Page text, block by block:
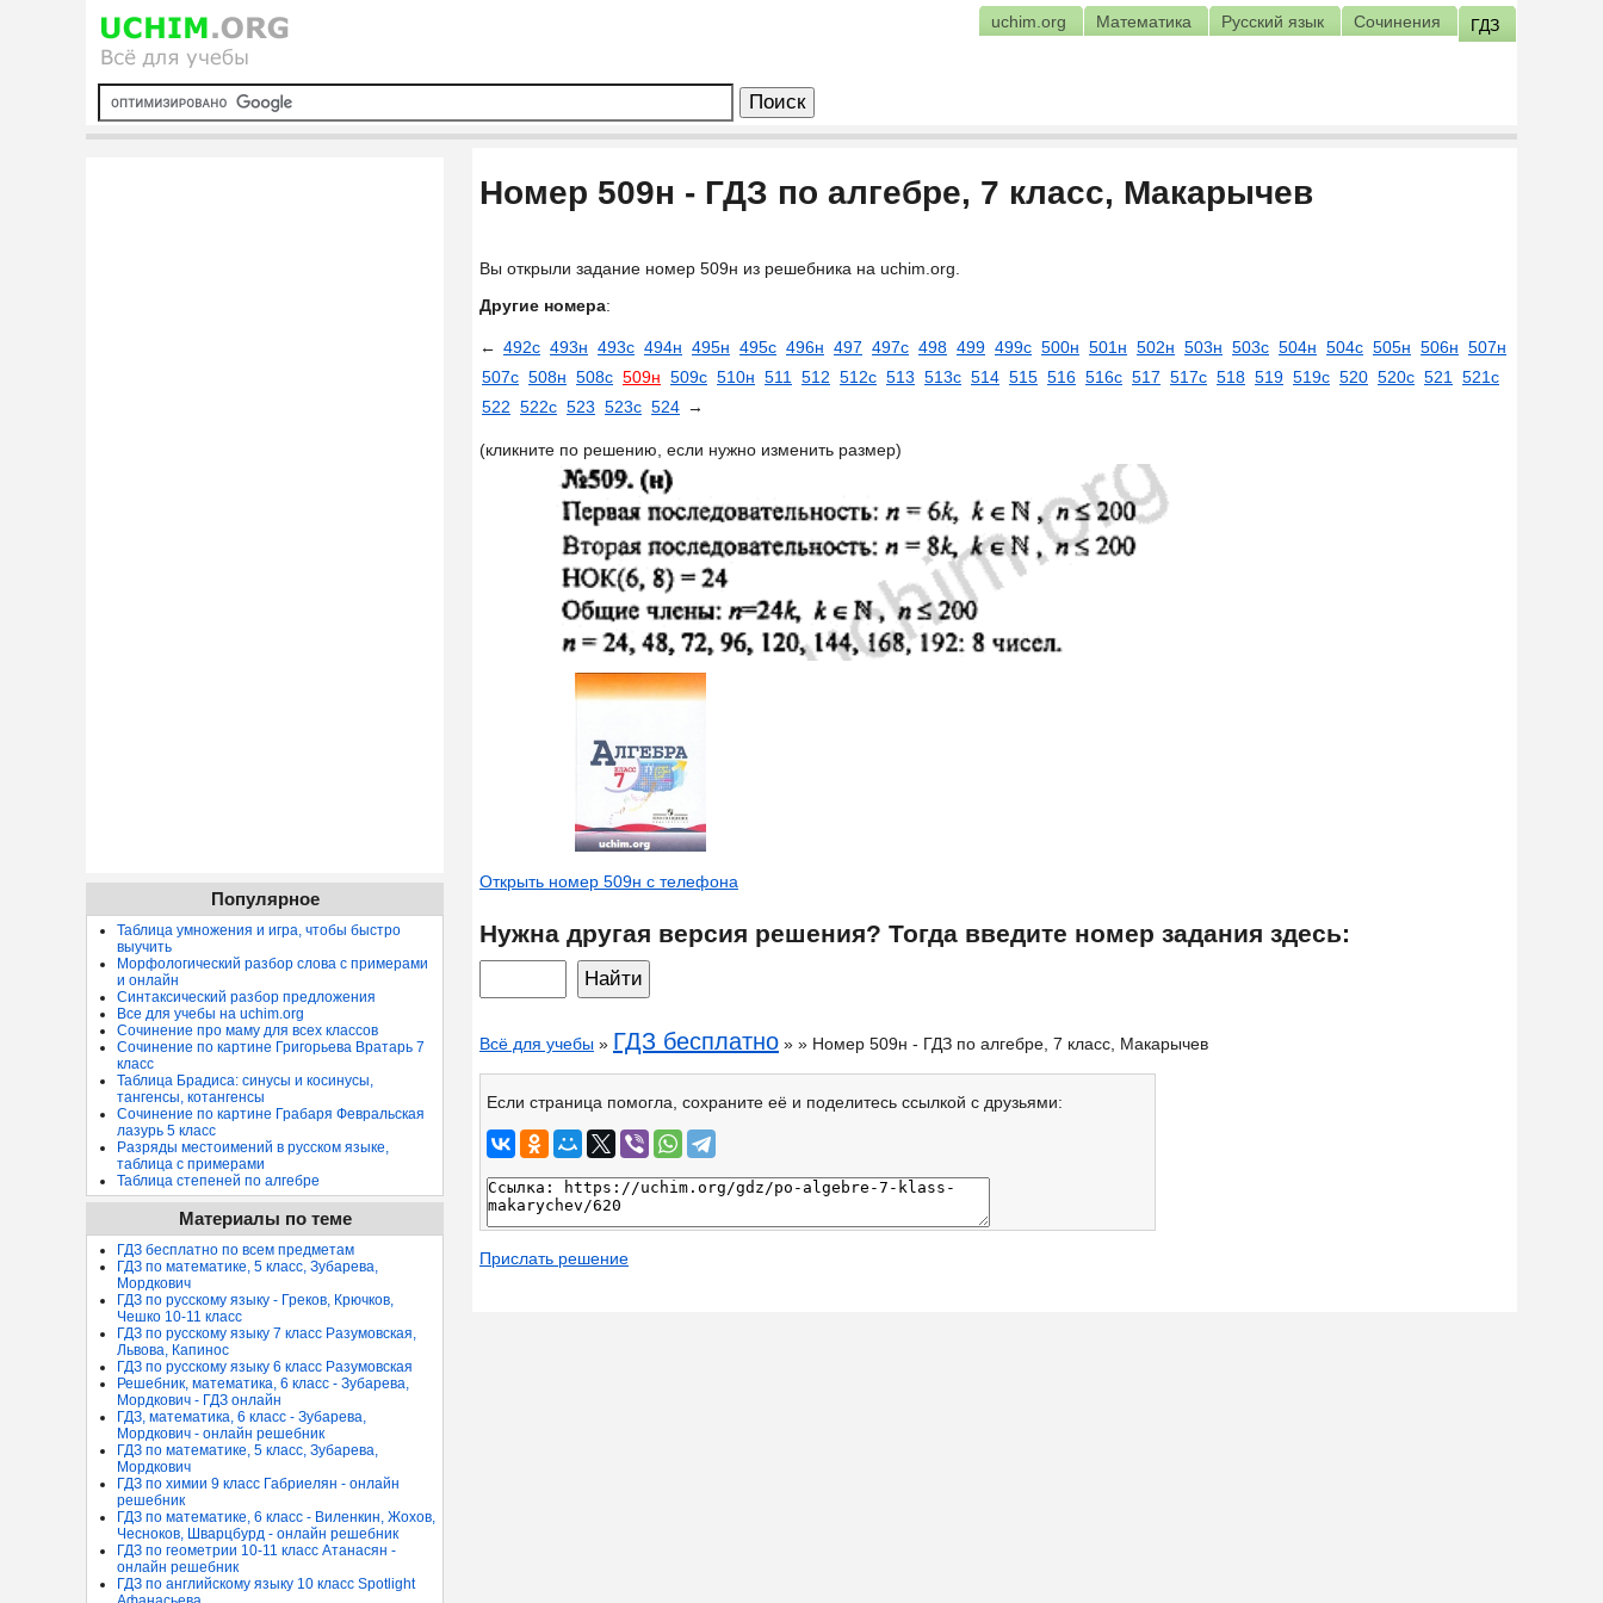
uchim.org Математика Русский язык Сочинения ГДЗ
Номер 509н - ГДЗ по алгебре, 7 класс, Макарычев
Вы открыли задание номер 509н из решебника на uchim.org.
Другие номера:
← 492с 493н 493с 494н 495н 495с 496н 497 497с 498 499 499с 500н 501н 502н 503н 503с 504н 504с 505н 506н 507н
507с 508н 508с 509н 509с 510н 511 512 512с 513 513с 514 515 516 516с 517 517с 518 519 519с 520 520с 521
521с
522 522с 523 523с 524 →
(кликните по решению, если нужно изменить размер)
Открыть номер 509н с телефона
Нужна другая версия решения? Тогда введите номер задания здесь:
Всё для учебы » ГДЗ бесплатно » » Номер 509н - ГДЗ по алгебре, 7 класс, Макарычев
Если страница помогла, сохраните её и поделитесь ссылкой с друзьями:
Прислать решение
Популярное
Таблица умножения и игра, чтобы быстро
выучить
Морфологический разбор слова с примерами
и онлайн
Синтаксический разбор предложения
Все для учебы на uchim.org
Сочинение про маму для всех классов
Сочинение по картине Григорьева Вратарь 7
класс
Таблица Брадиса: синусы и косинусы,
тангенсы, котангенсы
Сочинение по картине Грабаря Февральская
лазурь 5 класс
Разряды местоимений в русском языке,
таблица с примерами
Таблица степеней по алгебре
Материалы по теме
ГДЗ бесплатно по всем предметам
ГДЗ по математике, 5 класс, Зубарева,
Мордкович
ГДЗ по русскому языку - Греков, Крючков,
Чешко 10-11 класс
ГДЗ по русскому языку 7 класс Разумовская,
Львова, Капинос
ГДЗ по русскому языку 6 класс Разумовская
Решебник, математика, 6 класс - Зубарева,
Мордкович - ГДЗ онлайн
ГДЗ, математика, 6 класс - Зубарева,
Мордкович - онлайн решебник
ГДЗ по математике, 5 класс, Зубарева,
Мордкович
ГДЗ по химии 9 класс Габриелян - онлайн
решебник
ГДЗ по математике, 6 класс - Виленкин, Жохов,
Чесноков, Шварцбурд - онлайн решебник
ГДЗ по геометрии 10-11 класс Атанасян -
онлайн решебник
ГДЗ по английскому языку 10 класс Spotlight